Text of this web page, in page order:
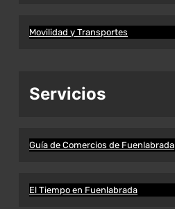
Movilidad y Transportes
Servicios
Guía de Comercios de Fuenlabrada
El Tiempo en Fuenlabrada